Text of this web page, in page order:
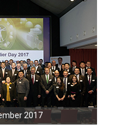
2017